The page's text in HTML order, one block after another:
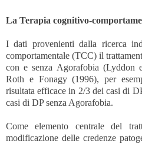
La Terapia cognitivo-
I dati provenienti dalla ricerca
comportamentale (TCC) il
con e senza Agorafobia (Lyddon
Roth e Fonagy (1996), per
risultata efficace in 2/3 dei casi di
casi di DP senza Agorafobia.
Come elemento centrale del
modificazione delle credenze